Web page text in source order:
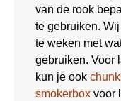
van de rook
te gebruiken.
te weken met
gebruiken. Voor
kun je ook
smokerbox voor